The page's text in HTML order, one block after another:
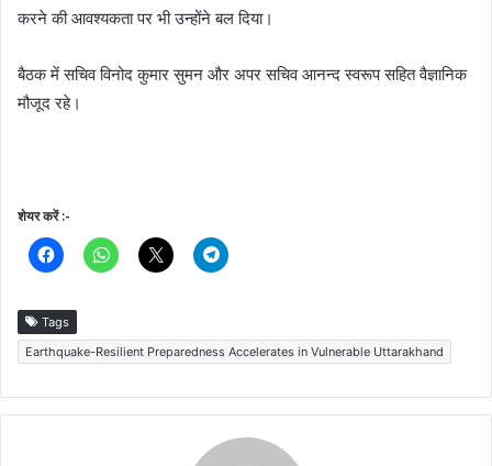
करने की आवश्यकता पर भी उन्होंने बल दिया।
बैठक में सचिव विनोद कुमार सुमन और अपर सचिव आनन्द स्वरूप सहित वैज्ञानिक
मौजूद रहे।
शेयर करें :-
Tags
Earthquake-Resilient Preparedness Accelerates in Vulnerable Uttarakhand